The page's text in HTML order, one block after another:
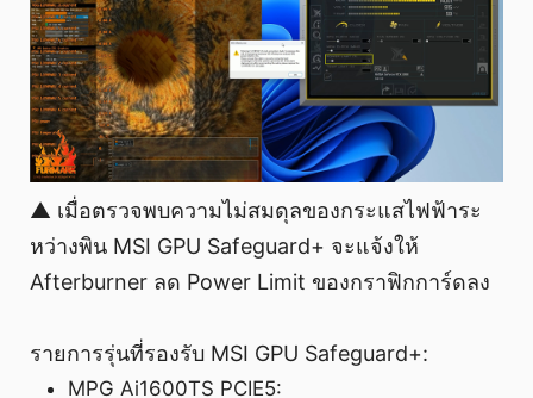
▲ เมื่อตรวจพบความไม่สมดุลของกระแสไฟฟ้าระ
หว่างพิน MSI GPU Safeguard+ จะแจ้งให้
Afterburner ลด Power Limit ของกราฟิกการ์ดลง
รายการรุ่นที่รองรับ MSI GPU Safeguard+:
MPG Ai1600TS PCIE5: